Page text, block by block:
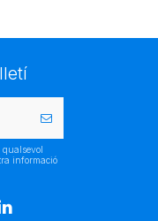
qualsevol
informació